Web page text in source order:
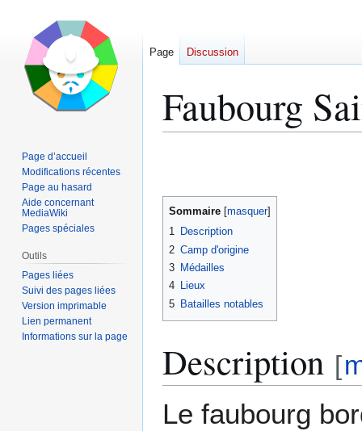
Faubourg
navigation
recherche
Sommaire
1 Description
2 Camp d'origine
3 Médailles
4 Lieux
5 Batailles notables
Description [
Le faubourg
Page Discussion
Page d’accueil
Modifications récentes
Page au hasard
Aide concernant
MediaWiki
Pages spéciales
Outils
Pages liées
Suivi des pages liées
Version imprimable
Lien permanent
Informations sur la page